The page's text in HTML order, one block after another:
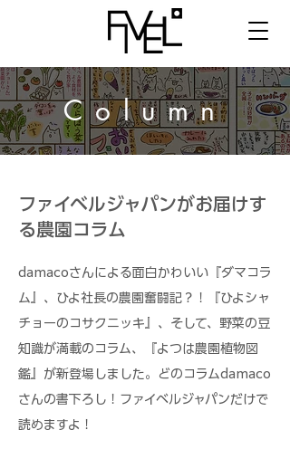
Column
ファイベルジャパンがお届けす
る農園コラム
damacoさんによる面白かわいい『ダマコラ
ム』、ひよ社長の農園奮闘記？！『ひよシャ
チョーのコサクニッキ』、そして、野菜の豆
知識が満載のコラム、『よつは農園植物図
鑑』が新登場しました。どのコラムdamaco
さんの書下ろし！ファイベルジャパンだけで
読めますよ！